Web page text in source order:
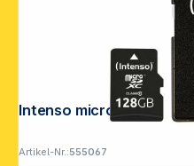
Artikel-Nr.:555067